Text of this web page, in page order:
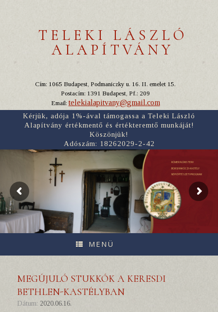
TELEKI LÁSZLÓ
ALAPÍTVÁNY
Cím: 1065 Budapest, Podmaniczky u. 16. II. emelet 15.
Postacím: 1391 Budapest, Pf.: 209
Email:telekialapitvany@gmail.com
Kérjük, adója 1%-ával támogassa a Teleki László
Alapítvány értékmentő és értékteremtő munkáját!
Köszönjük!
Adószám: 18262029-2-42
RÓMER FLÓRIS TERV
BORSI RÁKÓCZI-KASTÉLY
NÉPI ÉPÍTÉSZETI PROGRAM
MENÜ
MEGÚJULÓ STUKKÓK A KERESDI
BETHLEN-KASTÉLYBAN
Dátum: 2020.06.16.